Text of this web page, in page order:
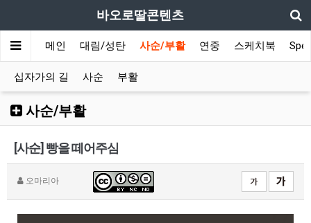
바오로딸콘텐츠
메인 대림/성탄 사순/부활 연중 스케치북
십자가의 길 사순 부활
사순/부활
[사순] 빵을 떼어주심
오마리아